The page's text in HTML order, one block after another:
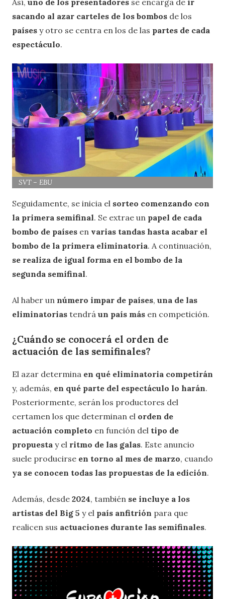
sacando al azar carteles de los bombos de los
países y otro se centra en los de las partes de cada
espectáculo.
SVT – EBU
Seguidamente, se inicia el sorteo comenzando con
la primera semifinal. Se extrae un papel de cada
bombo de países en varias tandas hasta acabar el
bombo de la primera eliminatoria. A continuación,
se realiza de igual forma en el bombo de la
segunda semifinal.
Al haber un número impar de países, una de las
eliminatorias tendrá un país más en competición.
¿Cuándo se conocerá el orden de
actuación de las semifinales?
El azar determina en qué eliminatoria competirán
y, además, en qué parte del espectáculo lo harán.
Posteriormente, serán los productores del
certamen los que determinan el orden de
actuación completo en función del tipo de
propuesta y el ritmo de las galas. Este anuncio
suele producirse en torno al mes de marzo, cuando
ya se conocen todas las propuestas de la edición.
Además, desde 2024, también se incluye a los
artistas del Big 5 y el país anfitrión para que
realicen sus actuaciones durante las semifinales.